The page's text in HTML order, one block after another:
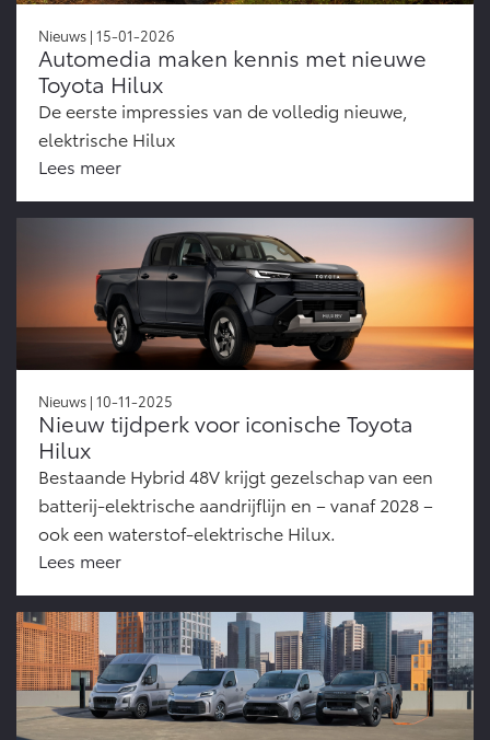
Proace (excl. BTW)
OOK ALS BATTERIJ-
ELEKTRISCH
Vanaf € 37.500,- Vanaf € 55.950,-
Proace Max (excl. BTW)
OOK ALS BATTERIJ-
ELEKTRISCH
Vanaf € 46.301,-
Hilux (excl. BTW)
OOK ALS BATTERIJ-
ELEKTRISCH
Vanaf € 56.570,-
Nieuws | 15-01-2026
Automedia maken kennis met nieuwe
Toyota Hilux
De eerste impressies van de volledig nieuwe,
elektrische Hilux
Lees meer
Nieuws | 10-11-2025
Nieuw tijdperk voor iconische Toyota
Hilux
Bestaande Hybrid 48V krijgt gezelschap van een
batterij-elektrische aandrijflijn en – vanaf 2028 –
ook een waterstof-elektrische Hilux.
Lees meer